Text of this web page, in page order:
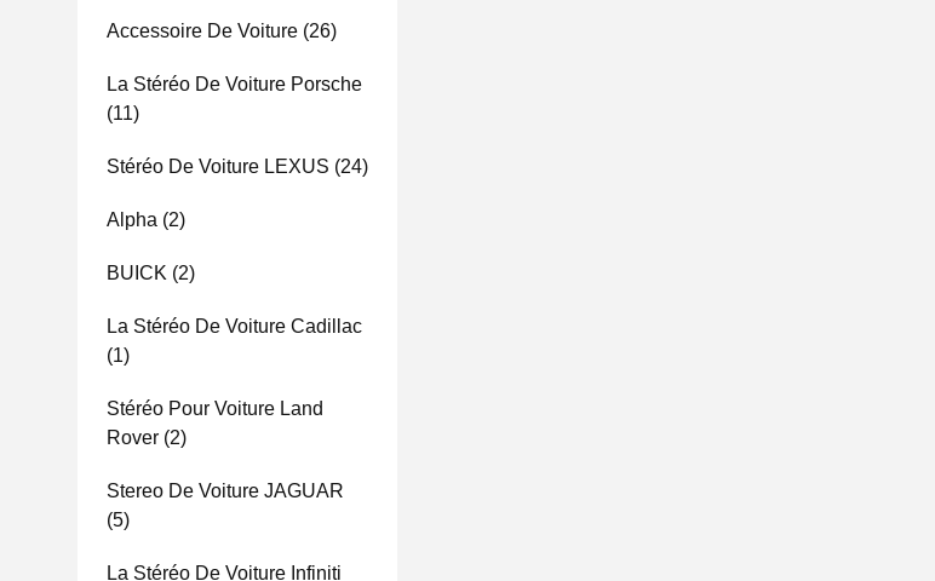
Accessoire De Voiture (26)
La Stéréo De Voiture Porsche
(11)
Stéréo De Voiture LEXUS (24)
Alpha (2)
BUICK (2)
La Stéréo De Voiture Cadillac
(1)
Stéréo Pour Voiture Land
Rover (2)
Stereo De Voiture JAGUAR
(5)
La Stéréo De Voiture Infiniti